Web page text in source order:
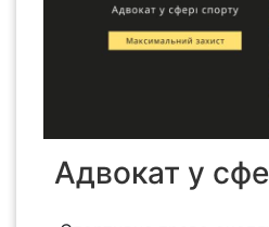
Адвокат у